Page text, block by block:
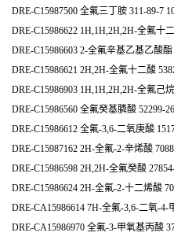
DRE-C15987500 全氟三丁胺 311-89-7
DRE-C15986622 1H,1H,2H,2H-全氟十
DRE-C15986603 2-全氟辛基乙基乙酸酯
DRE-C15986621 2H,2H-全氟十二酸
DRE-C15986903 1H,1H,2H,2H-全氟己
DRE-C15986560 全氟癸基膦酸 52299-
DRE-C15986612 全氟-3,6-二氧庚酸
DRE-C15987162 2H-全氟-2-辛烯酸
DRE-C15986598 2H,2H-全氟癸酸
DRE-C15986624 2H-全氟-2-十二烯酸
DRE-CA15986614 7H-全氟-3,6-二氧-4-
DRE-CA15986970 全氟-3-甲氧基丙酸